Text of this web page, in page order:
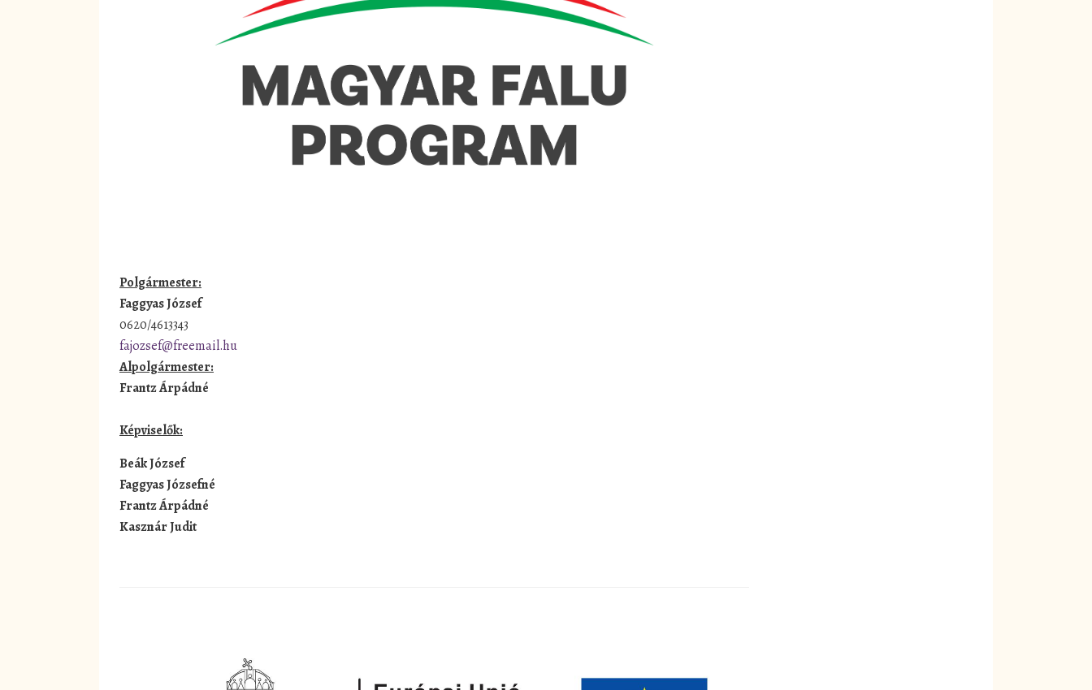
Polgármester:
Faggyas József
0620/4613343
fajozsef@freemail.hu
Alpolgármester:
Frantz Árpádné
Képviselők:
Beák József
Faggyas Józsefné
Frantz Árpádné
Kasznár Judit